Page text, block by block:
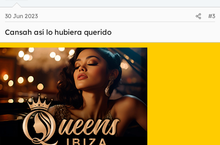
e
:
30 Jun 2023 #3
Cansah así lo hubiera querido